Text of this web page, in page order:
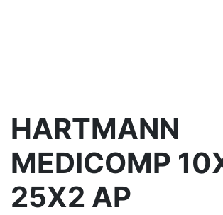
HARTMANN
MEDICOMP
25X2 AP